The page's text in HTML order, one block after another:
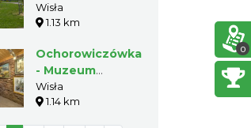
Jonidło
Wisła
1.13 km
Ochorowiczówka
- Muzeum
Magicznego
Realizmu w Wiśle
Wisła
1.14 km
0